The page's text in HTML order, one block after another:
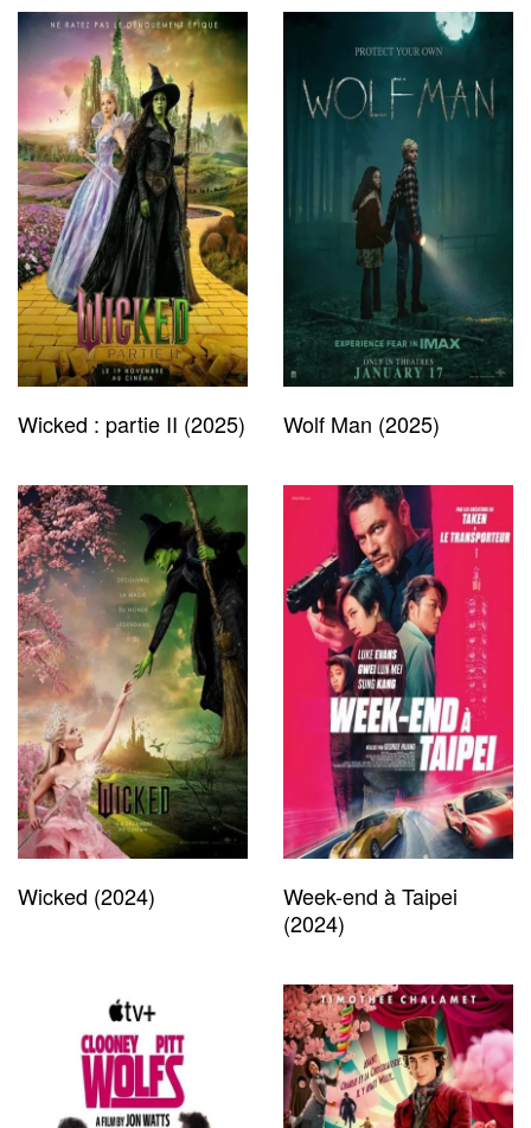
Wicked : partie II (2025) Wolf Man (2025)
Wicked (2024)
Week-end à Taipei
(2024)